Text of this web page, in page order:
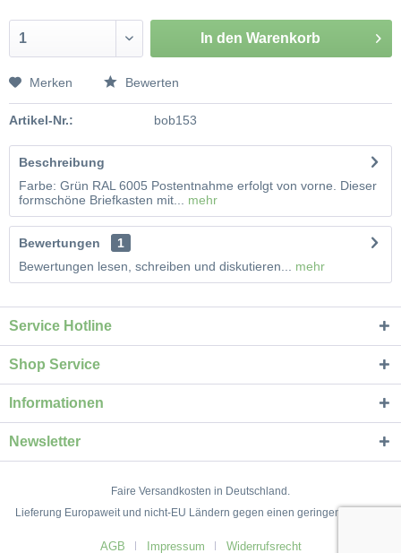
In den Warenkorb
Merken Bewerten
Artikel-Nr.: bob153
Beschreibung
Farbe: Grün RAL 6005 Postentnahme erfolgt von vorne. Dieser
formschöne Briefkasten mit...
mehr
Bewertungen
1
Bewertungen lesen, schreiben und diskutieren...
mehr
Service Hotline
Shop Service
Informationen
Newsletter
Faire Versandkosten in Deutschland.
Lieferung Europaweit und nicht-EU Ländern gegen einen geringen Aufpreis.
AGB Impressum Widerrufsrecht